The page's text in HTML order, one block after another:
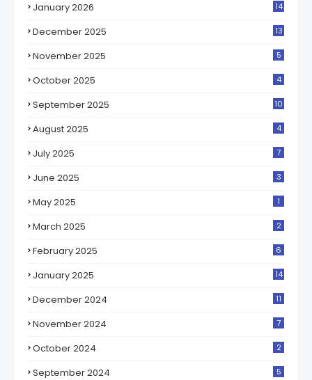
January 2026 14
December 2025 13
November 2025 5
October 2025 4
September 2025 10
August 2025 4
July 2025 7
June 2025 3
May 2025 1
March 2025 2
February 2025 6
January 2025 14
December 2024 11
November 2024 7
October 2024 2
September 2024 5